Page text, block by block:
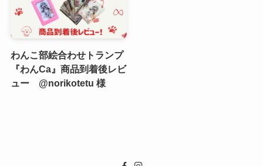
わんこ部絵合わせトランプ
『わんCa』商品到着後レビ
ュー @norikotetu 様